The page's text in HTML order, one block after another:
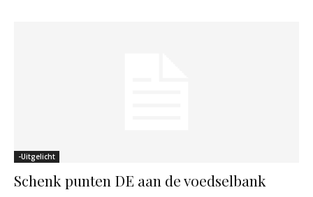
-Uitgelicht
Schenk punten DE aan de voedselbank